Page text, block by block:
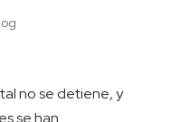
no se detiene, y
se han